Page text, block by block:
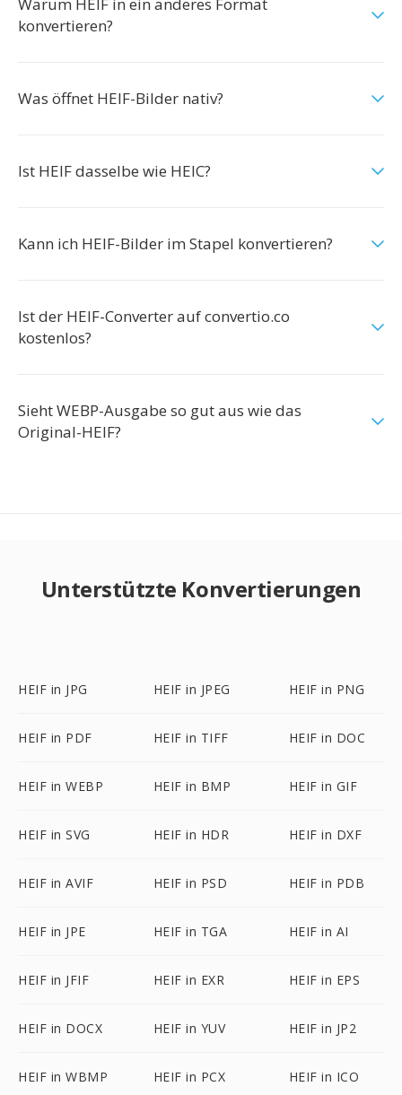
konvertieren?
Was öffnet HEIF-Bilder nativ?
Ist HEIF dasselbe wie HEIC?
Kann ich HEIF-Bilder im Stapel konvertieren?
Ist der HEIF-Converter auf convertio.co
kostenlos?
Sieht WEBP-Ausgabe so gut aus wie das
Original-HEIF?
Unterstützte Konvertierungen
HEIF in JPG HEIF in JPEG HEIF in PNG
HEIF in PDF HEIF in TIFF HEIF in DOC
HEIF in WEBP HEIF in BMP HEIF in GIF
HEIF in SVG HEIF in HDR HEIF in DXF
HEIF in AVIF HEIF in PSD HEIF in PDB
HEIF in JPE HEIF in TGA HEIF in AI
HEIF in JFIF HEIF in EXR HEIF in EPS
HEIF in DOCX HEIF in YUV HEIF in JP2
HEIF in WBMP HEIF in PCX HEIF in ICO